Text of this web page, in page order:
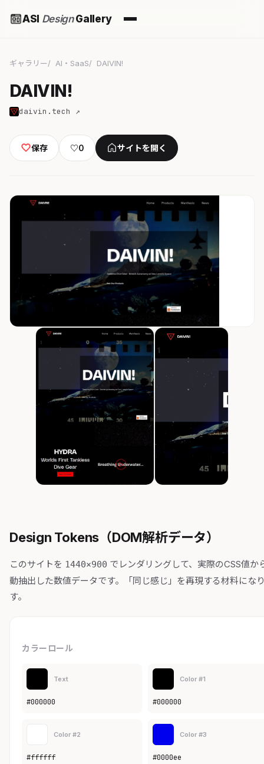
ASI DesignGallery
ギャラリー AI・SaaS DAIVIN!
DAIVIN!
daivin.tech ↗
保存 ♡0 サイトを開く
Design Tokens（DOM解析データ）
このサイトを 1440×900 でレンダリングして、実際のCSS値か
動抽出した数値データです。「同じ感じ」を再現する材料にな
す。
カラーロール
Text
#000000
Color #1
#000000
Color #2
#ffffff
Color #3
#0000ee